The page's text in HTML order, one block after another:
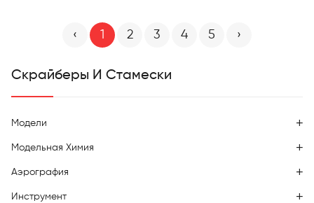
‹ 1 2 3 4 5 ›
Скрайберы И Стамески
Модели
Модельная Химия
Аэрография
Инструмент